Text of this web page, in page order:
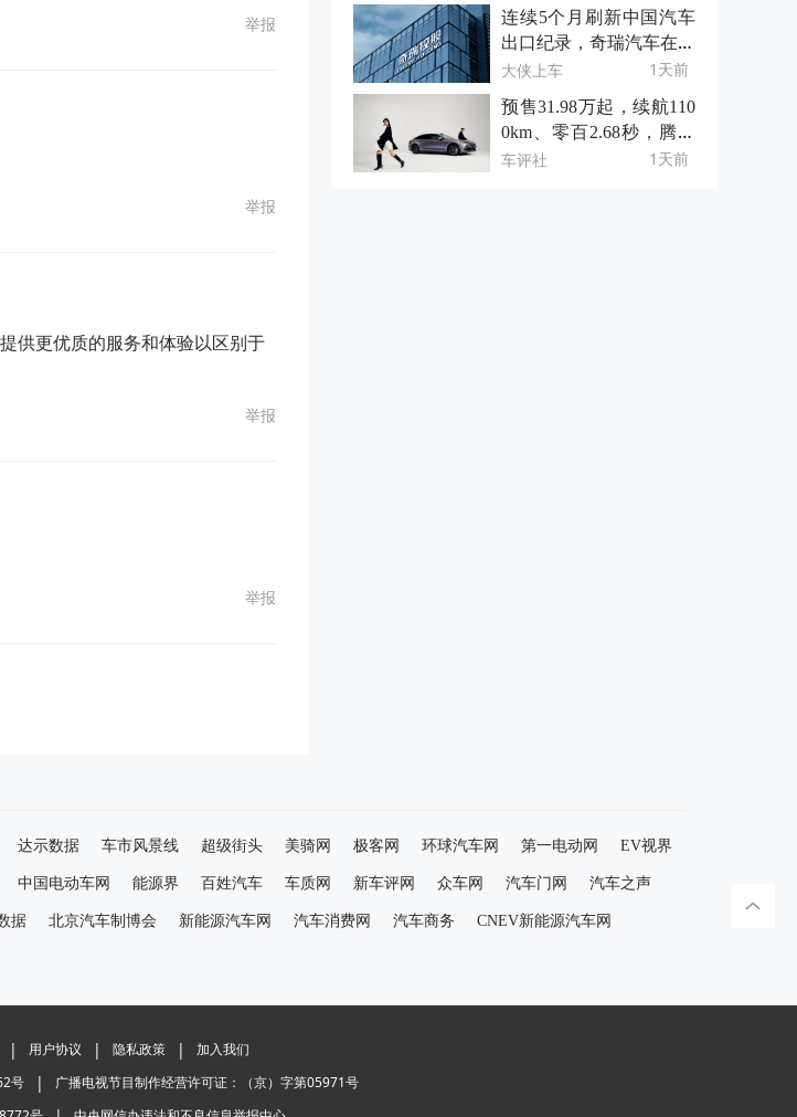
举报
举报
供更优质的服务和体验以区别于
举报
举报
连续5个月刷新中国汽车
出口纪录，奇瑞汽车在洋
人那边卖爆了
大侠上车 1天前
预售31.98万起，续航110
0km、零百2.68秒，腾势
Z9S有点不一样
车评社 1天前
达示数据 车市风景线 超级街头 美骑网 极客网 环球汽车网 第一电动网 EV视界
中国电动车网 能源界 百姓汽车 车质网 新车评网 众车网 汽车门网 汽车之声
据 北京汽车制博会 新能源汽车网 汽车消费网 汽车商务 CNEV新能源汽车网
| 用户协议 | 隐私政策 |
加入我们
号 |
广播电视节目制作经营许可证：（京）字第05971号